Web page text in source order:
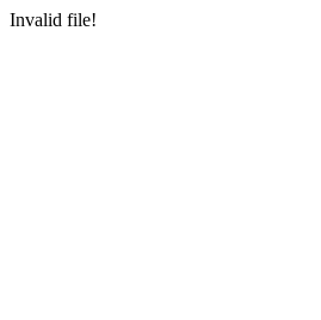
Invalid file!